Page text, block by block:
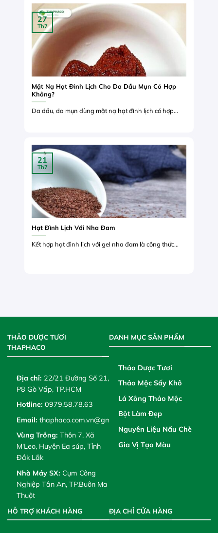
Mặt Nạ Hạt Đình Lịch Cho Da Dầu Mụn Có Hợp
Không?
Da dầu, da mụn dùng mặt nạ hạt đình lịch có hợp...
27
Th7
Hạt Đình Lịch Với Nha Đam
Kết hợp hạt đình lịch với gel nha đam là công thức...
21
Th7
THẢO DƯỢC TƯƠI
THAPHACO
Địa chỉ: 22/21 Đường Số 21,
P8 Gò Vấp, TP.HCM
Hotline: 0979.58.78.63
Email: thaphaco.com.vn@gmail.com
Vùng Trồng: Thôn 7, Xã
M'Leo, Huyện Ea súp, Tỉnh
Đắk Lắk
Nhà Máy SX: Cụm Công
Nghiệp Tân An, TP.Buôn Ma
Thuột
DANH MỤC SẢN PHẨM
Thảo Dược Tươi
Thảo Mộc Sấy Khô
Lá Xông Thảo Mộc
Bột Làm Đẹp
Nguyên Liệu Nấu Chè
Gia Vị Tạo Màu
HỖ TRỢ KHÁCH HÀNG ĐỊA CHỈ CỬA HÀNG